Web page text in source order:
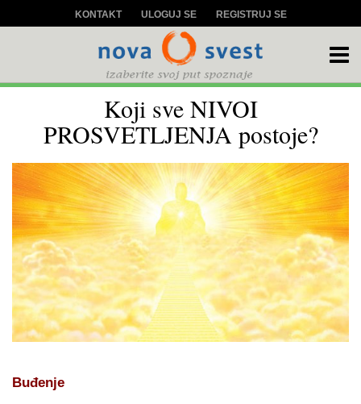
KONTAKT ULOGUJ SE REGISTRUJ SE
Koji sve NIVOI
PROSVETLJENJA postoje?
Buđenje